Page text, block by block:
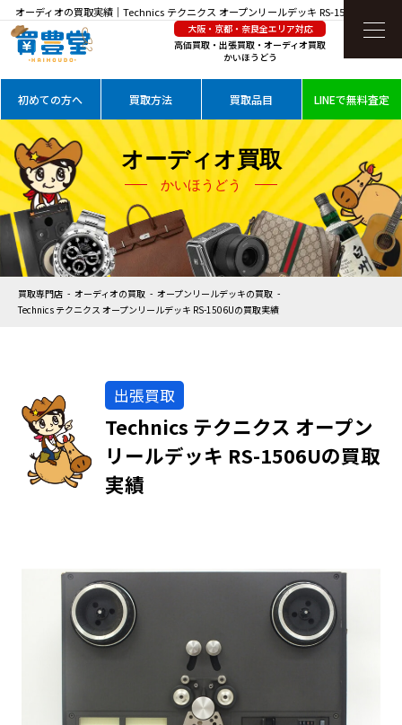
オーディオの買取実績｜Technics テクニクス オープンリールデッキ RS-1506Uを高価買
取
大阪・京都・奈良全エリア対応
高価買取・出張買取・オーディオ買取
かいほうどう
初めての方へ 買取方法 買取品目 LINEで無料査定
オーディオ買取
かいほうどう
買取専門店 オーディオの買取
オープンリールデッキの買取
Technics テクニクス オープンリールデッキ RS-1506Uの買取実績
出張買取
Technics テクニクス オープン
リールデッキ RS-1506Uの買取
実績